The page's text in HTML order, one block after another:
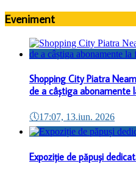
Eveniment
Shopping City Piatra
de a câștiga abonamente
🕔17:07, 13.iun. 2026
Expoziție de păpuși